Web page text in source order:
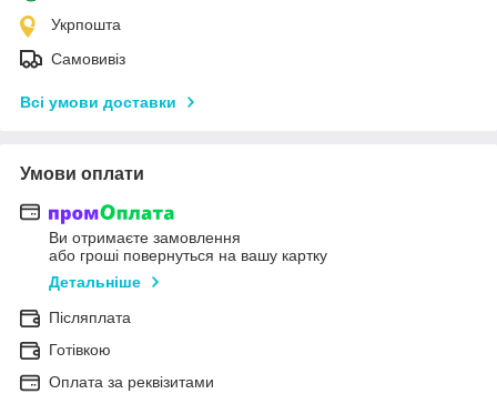
Укрпошта
Самовивіз
Всі умови доставки
Умови оплати
Ви отримаєте замовлення
або гроші повернуться на вашу картку
Детальніше
Післяплата
Готівкою
Оплата за реквізитами